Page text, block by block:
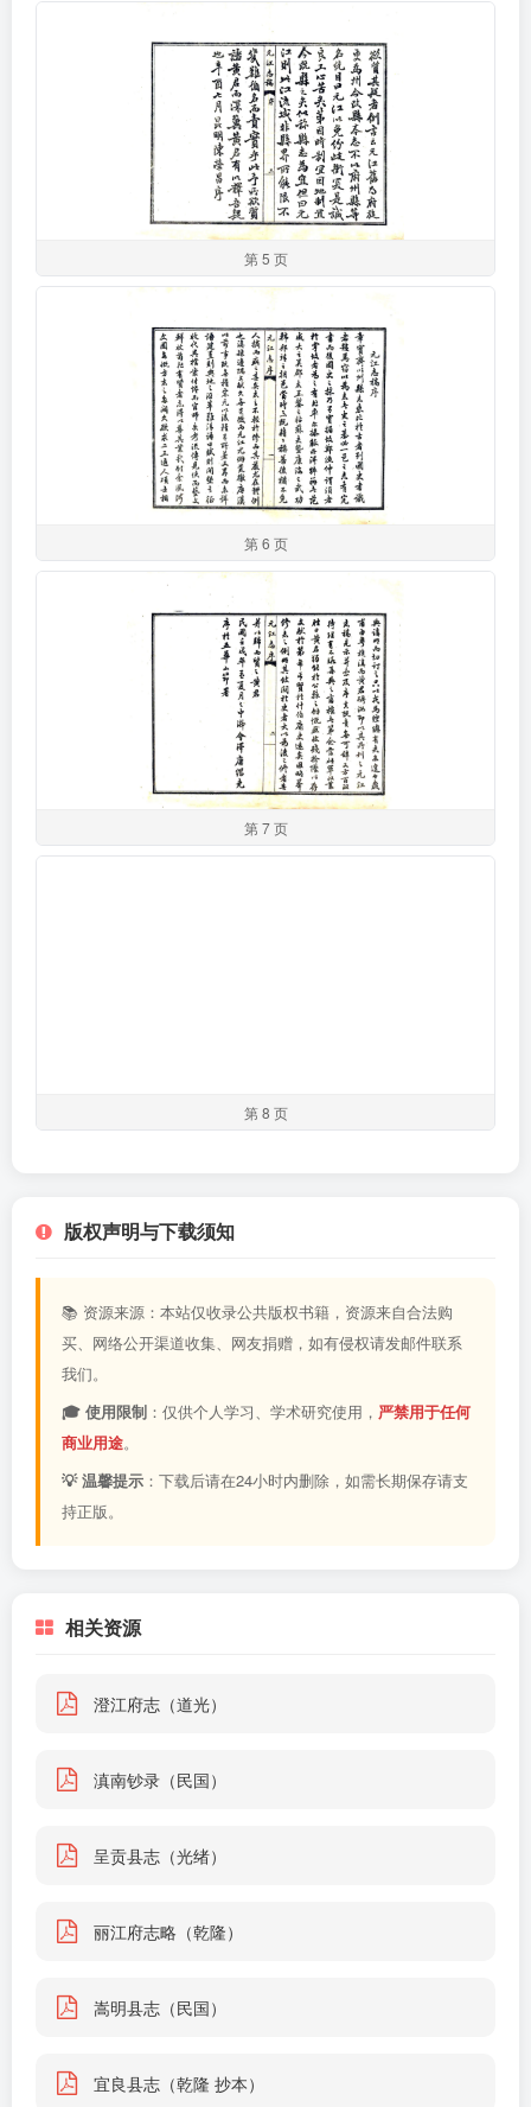
第 5 页
第 6 页
第 7 页
第 8 页
版权声明与下载须知
📚 资源来源：本站仅收录公共版权书籍，资源来自合法购
买、网络公开渠道收集、网友捐赠，如有侵权请发邮件联系
我们。
🎓 使用限制 ：仅供个人学习、学术研究使用， 严禁用于任何
商业用途。
💡 温馨提示 ：下载后请在24小时内删除，如需长期保存请支
持正版。
相关资源
澄江府志（道光）
滇南钞录（民国）
呈贡县志（光绪）
丽江府志略（乾隆）
嵩明县志（民国）
宜良县志（乾隆 抄本）